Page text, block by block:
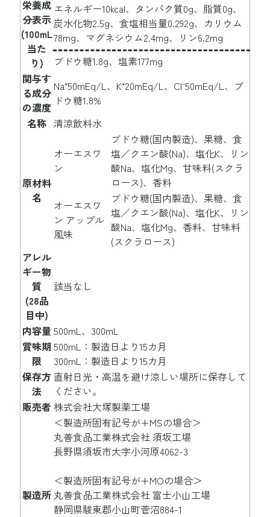
栄養成
分表示
(100mL
当た
り)
エネルギー10kcal、タンパク質0g、脂質0g、
炭水化物2.5g、食塩相当量0.292g、カリウム
78mg、マグネシウム2.4mg、リン6.2mg
ブドウ糖1.8g、塩素177mg
関与す
る成分
の濃度
Na⁺50mEq/L、K⁺20mEq/L、Cl⁻50mEq/L、ブ
ドウ糖1.8%
名称 清涼飲料水
原材料
名
オーエスワ
ン
ブドウ糖(国内製造)、果糖、食
塩／クエン酸(Na)、塩化K、リン
酸Na、塩化Mg、甘味料(スクラ
ロース)、香料
オーエスワ
ン アップル
風味
ブドウ糖(国内製造)、果糖、食
塩／クエン酸(Na)、塩化K、リン
酸Na、塩化Mg、香料、甘味料
(スクラロース)
アレル
ギー物
質
(28品
目中)
該当なし
内容量 500mL、300mL
賞味期
限
500mL：製造日より15カ月
300mL：製造日より15カ月
保存方
法
直射日光・高温を避け涼しい場所に保存して
ください。
販売者 株式会社大塚製薬工場
製造所
＜製造所固有記号が+MSの場合＞
丸善食品工業株式会社 須坂工場
長野県須坂市大字小河原4062-3
＜製造所固有記号が+MOの場合＞
丸善食品工業株式会社 富士小山工場
静岡県駿東郡小山町菅沼884-1